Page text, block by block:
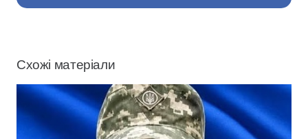
Схожі матеріали